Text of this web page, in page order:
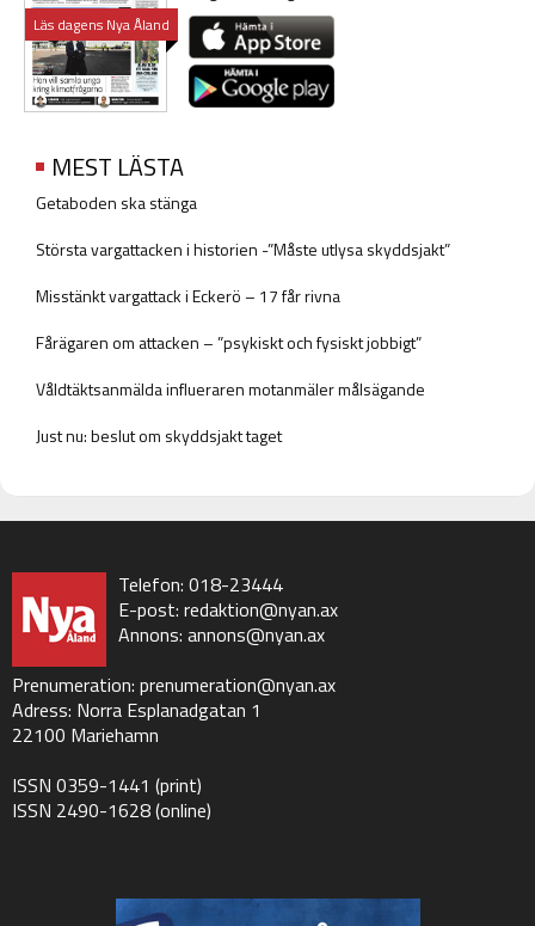
Läs dagens Nya Åland
MEST LÄSTA
Getaboden ska stänga
Största vargattacken i historien -”Måste utlysa skyddsjakt”
Misstänkt vargattack i Eckerö – 17 får rivna
Fårägaren om attacken – ”psykiskt och fysiskt jobbigt”
Våldtäktsanmälda influeraren motanmäler målsägande
Just nu: beslut om skyddsjakt taget
Telefon: 018-23444
E-post: redaktion@nyan.ax
Annons: annons@nyan.ax
Prenumeration: prenumeration@nyan.ax
Adress: Norra Esplanadgatan 1
22100 Mariehamn
ISSN 0359-1441 (print)
ISSN 2490-1628 (online)